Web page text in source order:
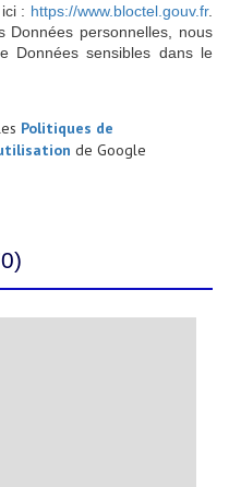
: https://www.bloctel.gouv.fr.
Données personnelles, nous
Données sensibles dans le
Politiques de
de Google